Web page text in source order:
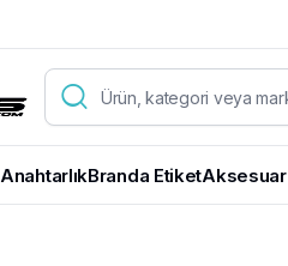
AnahtarlıkBranda EtiketAksesuar